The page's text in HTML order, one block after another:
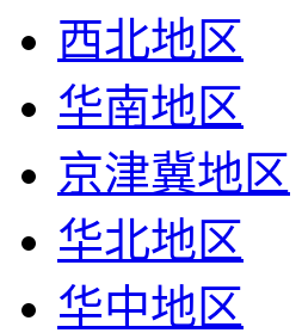
西北地区
华南地区
京津冀地区
华北地区
华中地区